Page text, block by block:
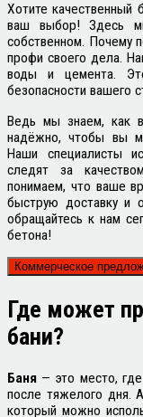
Хотите
ваш выбор! Здесь
собственном. Почему
профи своего дела.
воды и цемента.
безопасности вашего
Ведь мы знаем, как
надёжно, чтобы вы
Наши специалисты
следят за
понимаем, что ваше
быструю доставку и
обращайтесь к нам
бетона!
Коммерческое
Где может
бани?
Баня — это место,
после тяжелого дня.
который можно